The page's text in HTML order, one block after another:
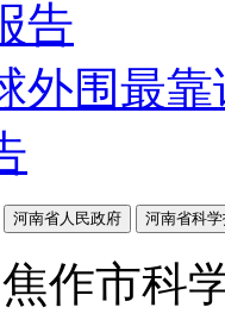
告
外围最
河南省人民政府 河南省科
作市科